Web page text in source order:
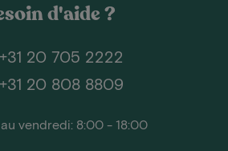
d'aide ?
+31 20 705 2222
+31 20 808 8809
vendredi: 8:00 - 18:00